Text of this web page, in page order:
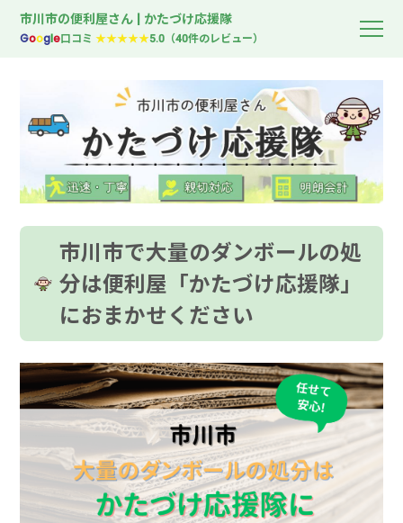
市川市の便利屋さん | かたづけ応援隊
Google口コミ★★★★★5.0（40件のレビュー）
市川市で大量のダンボールの処
分は便利屋「かたづけ応援隊」
におまかせください